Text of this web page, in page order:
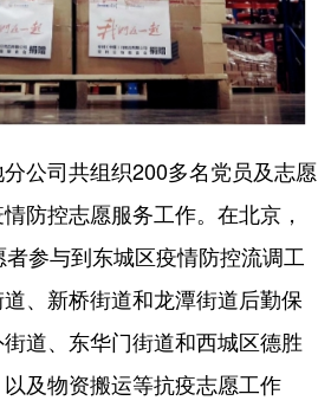
公司共组织200多名党员及志愿
防控志愿服务工作。在北京，
参与到东城区疫情防控流调工
、新桥街道和龙潭街道后勤保
道、东华门街道和西城区德胜
及物资搬运等抗疫志愿工作